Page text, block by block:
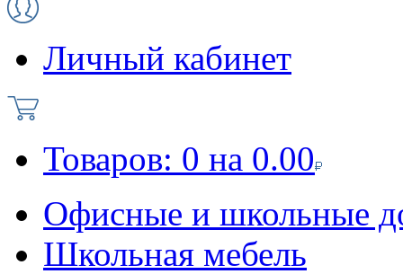
Личный кабинет
Товаров: 0 на 0.00
Офисные и школьные
Школьная мебель